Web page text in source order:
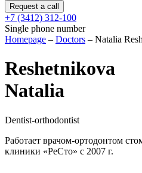
+7 (3412) 312-100
Single phone number
Homepage – Doctors – Natalia
Reshetnikova
Natalia
Dentist-orthodontist
Работает врачом-ортодонтом
клиники «РеСто» с 2007 г.